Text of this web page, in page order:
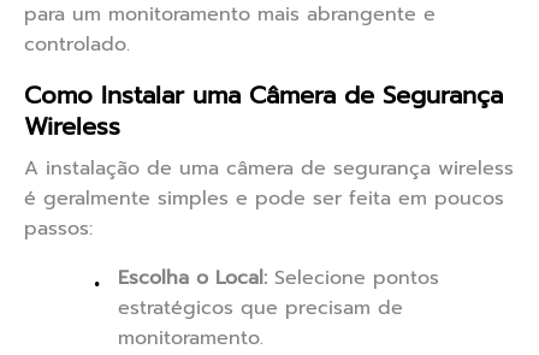
para um monitoramento mais abrangente e
controlado.
Como Instalar uma Câmera de Segurança
Wireless
A instalação de uma câmera de segurança wireless
é geralmente simples e pode ser feita em poucos
passos:
Escolha o Local: Selecione pontos
estratégicos que precisam de
monitoramento.